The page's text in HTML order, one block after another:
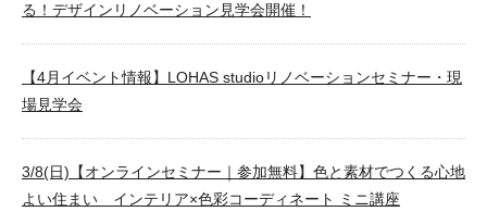
る！デザインリノベーション見学会開催！
【4月イベント情報】LOHAS studioリノベーションセミナー・現
場見学会
3/8(日)【オンラインセミナー｜参加無料】色と素材でつくる心地
よい住まい インテリア×色彩コーディネート ミニ講座